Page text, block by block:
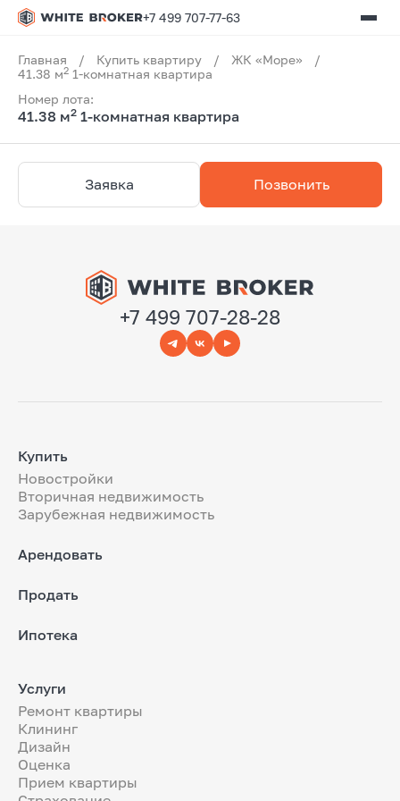
+7 499 707-77-63
Главная / Купить квартиру / ЖК «Море»
/
41.38 м2 1-комнатная квартира
Номер лота:
41.38 м2 1-комнатная квартира
Заявка Позвонить
+7 499 707-28-28
Купить
Новостройки
Вторичная недвижимость
Зарубежная недвижимость
Арендовать
Продать
Ипотека
Услуги
Ремонт квартиры
Клининг
Дизайн
Оценка
Прием квартиры